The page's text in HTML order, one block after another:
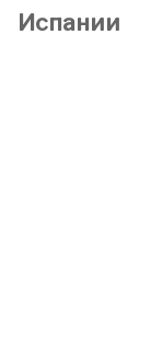
Испании